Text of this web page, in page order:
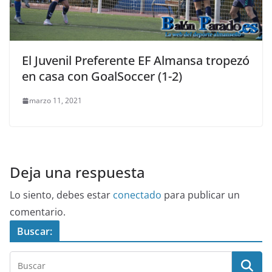
El Juvenil Preferente EF Almansa tropezó
en casa con GoalSoccer (1-2)
marzo 11, 2021
Deja una respuesta
Lo siento, debes estar conectado para publicar un
comentario.
Buscar: